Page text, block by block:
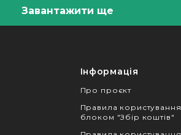
Завантажити ще
Інформація
Про проєкт
Правила користування
блоком "Збір коштів"